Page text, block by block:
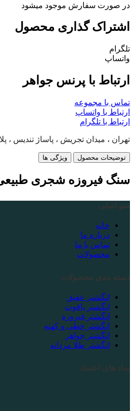
در صورت سفارش موجود میشود
اشتراک گذاری محصول
تلگرام
واتساپ
ارتباط با پرنس جواهر
تماس با مجموعه
ارتباط با واتساپ
ارتباط با تلگرام
تهران ، میدان تجریش ، پاساژ تندیس ، پلاک
توضیحات محصول ویژگی ها
سنگ فیروزه شجری
منو اصلی
خانه
درباره ما
تماس با ما
محصولات
دسته بندی محصولات
انگشتر عقیق
انگشتر یاقوت
انگشتر فیروزه
انگشتر خطی و کهنه
انگشتر جواهر
انگشتر طلا مردانه
نماد های اعتماد